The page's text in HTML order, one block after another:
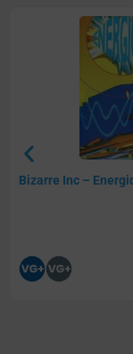
Bizarre Inc –